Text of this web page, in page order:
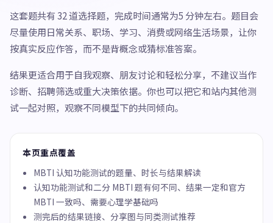
这套题共有 32 道选择题，完成时间通常为5 分钟左右。题目会
尽量使用日常关系、职场、学习、消费或网络生活场景，让你
按真实反应作答，而不是背概念或猜标准答案。
结果更适合用于自我观察、朋友讨论和轻松分享，不建议当作
诊断、招聘筛选或重大决策依据。你也可以把它和站内其他测
试一起对照，观察不同模型下的共同倾向。
本页重点覆盖
MBTI 认知功能测试的题量、时长与结果解读
认知功能测试和二分 MBTI 题有何不同、结果一定和官方
MBTI 一致吗、需要心理学基础吗
测完后的结果链接、分享图与同类测试推荐